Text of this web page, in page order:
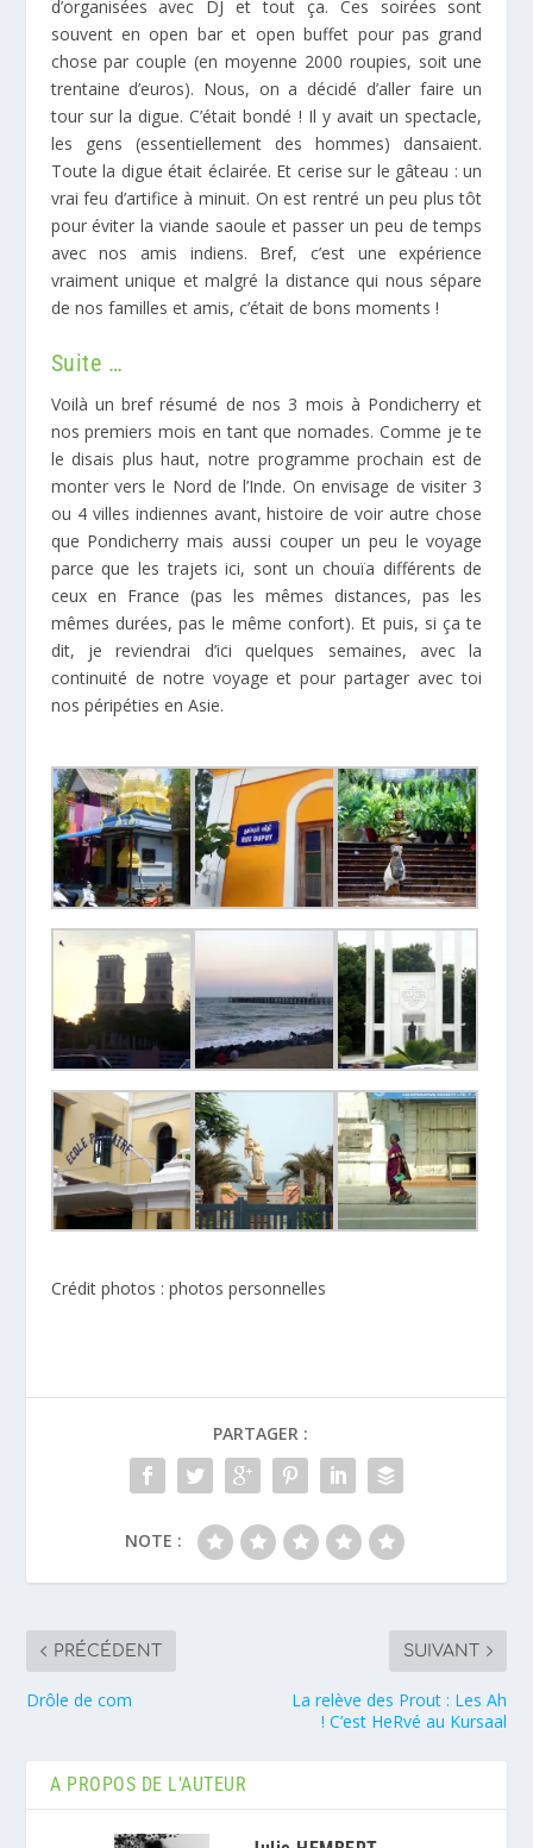
d’organisées avec DJ et tout ça. Ces soirées sont
souvent en open bar et open buffet pour pas grand
chose par couple (en moyenne 2000 roupies, soit une
trentaine d’euros). Nous, on a décidé d’aller faire un
tour sur la digue. C’était bondé ! Il y avait un spectacle,
les gens (essentiellement des hommes) dansaient.
Toute la digue était éclairée. Et cerise sur le gâteau : un
vrai feu d’artifice à minuit. On est rentré un peu plus tôt
pour éviter la viande saoule et passer un peu de temps
avec nos amis indiens. Bref, c’est une expérience
vraiment unique et malgré la distance qui nous sépare
de nos familles et amis, c’était de bons moments !
Suite …
Voilà un bref résumé de nos 3 mois à Pondicherry et
nos premiers mois en tant que nomades. Comme je te
le disais plus haut, notre programme prochain est de
monter vers le Nord de l’Inde. On envisage de visiter 3
ou 4 villes indiennes avant, histoire de voir autre chose
que Pondicherry mais aussi couper un peu le voyage
parce que les trajets ici, sont un chouïa différents de
ceux en France (pas les mêmes distances, pas les
mêmes durées, pas le même confort). Et puis, si ça te
dit, je reviendrai d’ici quelques semaines, avec la
continuité de notre voyage et pour partager avec toi
nos péripéties en Asie.
Crédit photos : photos personnelles
PARTAGER :
NOTE :
PRÉCÉDENT
Drôle de com
SUIVANT
La relève des Prout : Les Ah
! C’est HeRvé au Kursaal
A PROPOS DE L'AUTEUR